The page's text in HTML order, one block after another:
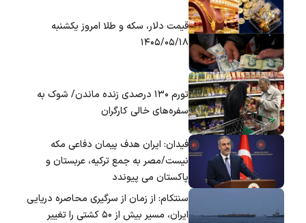
قیمت دلار، سکه و طلا امروز یکشنبه
۱۴۰۵/۰۵/۱۸
تورم ۱۳۰ درصدی زنده ماندن/ شوک به
سفره‌های خالی کارگران
فیدان: ایران هدف پیمان دفاعی مکه
نیست/مصر به جمع ترکیه، عربستان و
پاکستان می پیوندد
سنتکام: از زمان از سرگیری محاصره دریایی
ایران، مسیر بیش از ۵۰ کشتی را تغییر